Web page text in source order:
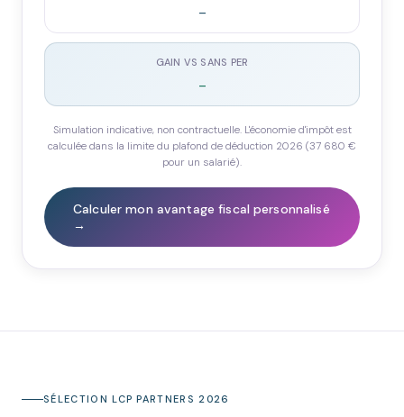
-
GAIN VS SANS PER
-
Simulation indicative, non contractuelle. L'économie d'impôt est
calculée dans la limite du plafond de déduction 2026 (37 680 €
pour un salarié).
Calculer mon avantage fiscal personnalisé
→
SÉLECTION LCP PARTNERS 2026